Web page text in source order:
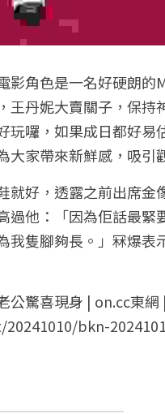
影角色是一名好硬朗
丹妮大賣關子，保持
囉，如果成日都好易
好，透露之前出席金
他：「因為佢話最緊
隻腳夠長。」冧爆表
公驚喜現身 | on.cc東網
bkn-